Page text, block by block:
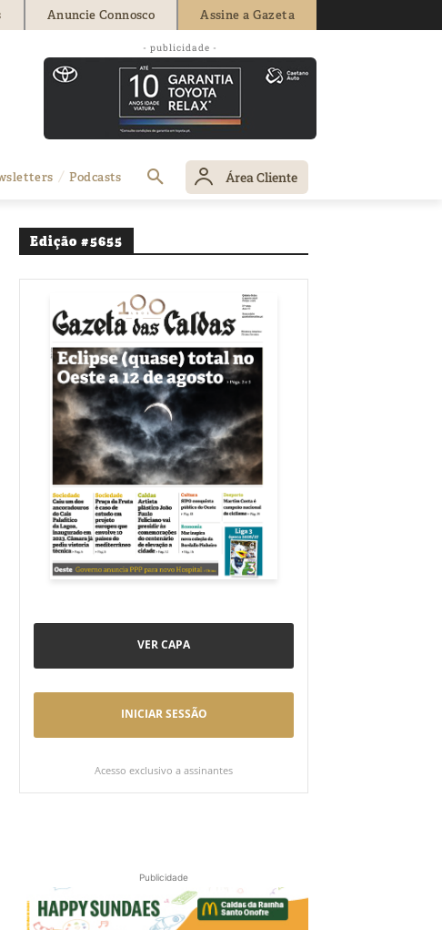
Anuncie Connosco Assine a Gazeta
- publicidade -
Podcasts Área Cliente
da presença na
Edição #5655
VER CAPA
INICIAR SESSÃO
Acesso exclusivo a assinantes
Publicidade